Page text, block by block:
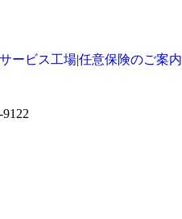
ービス工場|任意保険のご案内